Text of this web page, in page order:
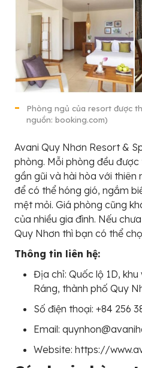
Phòng ngủ của resort được
nguồn: booking.com)
Avani Quy Nhơn Resort &
phòng. Mỗi phòng đều
gần gũi và hài hòa với thiên
để có thể hóng gió, ngắm
mệt mỏi. Giá phòng cũng
của nhiều gia đình. Nếu
Quy Nhơn thì bạn có thể
Thông tin liên hệ:
Địa chỉ: Quốc lộ 1D, khu
Ráng, thành phố Quy
Số điện thoại: +84 256
Email:
Website: https://